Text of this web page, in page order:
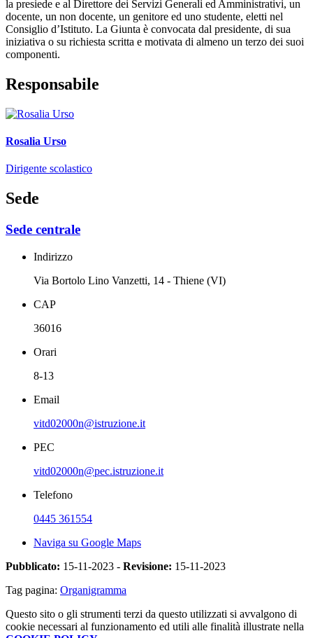
la presiede e al Direttore dei Servizi Generali ed Amministrativi, un
docente, un non docente, un genitore ed uno studente, eletti nel
Consiglio d’Istituto. La Giunta è convocata dal presidente, di sua
iniziativa o su richiesta scritta e motivata di almeno un terzo dei suoi
componenti.
Responsabile
Rosalia Urso
Dirigente scolastico
Sede
Sede centrale
Indirizzo
Via Bortolo Lino Vanzetti, 14 - Thiene (VI)
CAP
36016
Orari
8-13
Email
vitd02000n@istruzione.it
PEC
vitd02000n@pec.istruzione.it
Telefono
0445 361554
Naviga su Google Maps
Pubblicato: 15-11-2023 - Revisione: 15-11-2023
Tag pagina: Organigramma
Questo sito o gli strumenti terzi da questo utilizzati si avvalgono di
cookie necessari al funzionamento ed utili alle finalità illustrate nella